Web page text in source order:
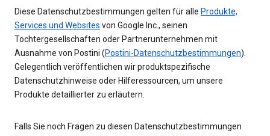
Diese Datenschutzbestimmungen gelten für alle Produkte,
Services und Websites von Google Inc., seinen
Tochtergesellschaften oder Partnerunternehmen mit
Ausnahme von Postini (Postini-Datenschutzbestimmungen).
Gelegentlich veröffentlichen wir produktspezifische
Datenschutzhinweise oder Hilferessourcen, um unsere
Produkte detaillierter zu erläutern.
Falls Sie noch Fragen zu diesen Datenschutzbestimmungen